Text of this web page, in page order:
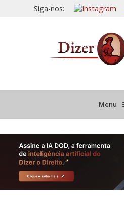
Siga-nos:
Menu
JURISPRUDÊNCIA
INFORMATIVOS